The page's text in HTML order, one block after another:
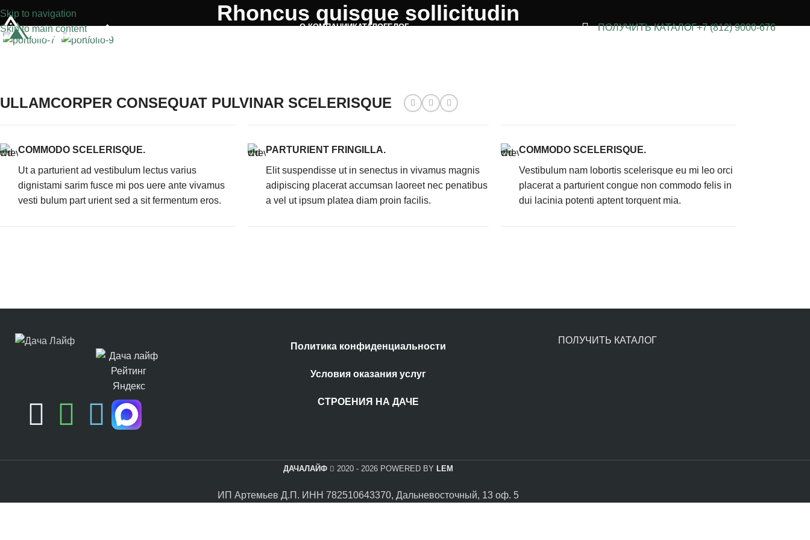
Skip to navigation
Skip to main content
О КОМПАНИИКАТАЛОГБЛОГ ПОЛУЧИТЬ КАТАЛОГ+7 (812) 9000-676
Rhoncus quisque sollicitudin
ULLAMCORPER CONSEQUAT PULVINAR SCELERISQUE
COMMODO SCELERISQUE.
Ut a parturient ad vestibulum lectus varius
dignistami sarim fusce mi pos uere ante vivamus
vesti bulum part urient sed a sit fermentum eros.
PARTURIENT FRINGILLA.
Elit suspendisse ut in senectus in vivamus magnis
adipiscing placerat accumsan laoreet nec penatibus
a vel ut ipsum platea diam proin facilis.
COMMODO SCELERISQUE.
Vestibulum nam lobortis scelerisque eu mi leo orci
placerat a parturient congue non commodo felis in
dui lacinia potenti aptent torquent mia.
Политика конфиденциальности
Условия оказания услуг
СТРОЕНИЯ НА ДАЧЕ
ПОЛУЧИТЬ КАТАЛОГ
ДАЧАЛАЙФ 2020 - 2026 POWERED BY LEM
ИП Артемьев Д.П. ИНН 782510643370, Дальневосточный, 13 оф. 5